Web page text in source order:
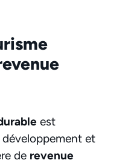
est
et
de revenue